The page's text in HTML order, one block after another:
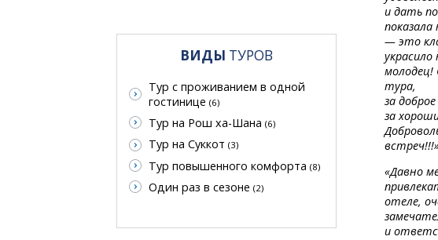
и дать
— это
молодец!
тура,
за
за
встреч!!!»
«Давно
отеле,
и
ВИДЫ ТУРОВ
Тур с проживанием в одной
гостинице (6)
Тур на Рош ха-Шана (6)
Тур на Суккот (3)
Тур повышенного комфорта (8)
Один раз в сезоне (2)